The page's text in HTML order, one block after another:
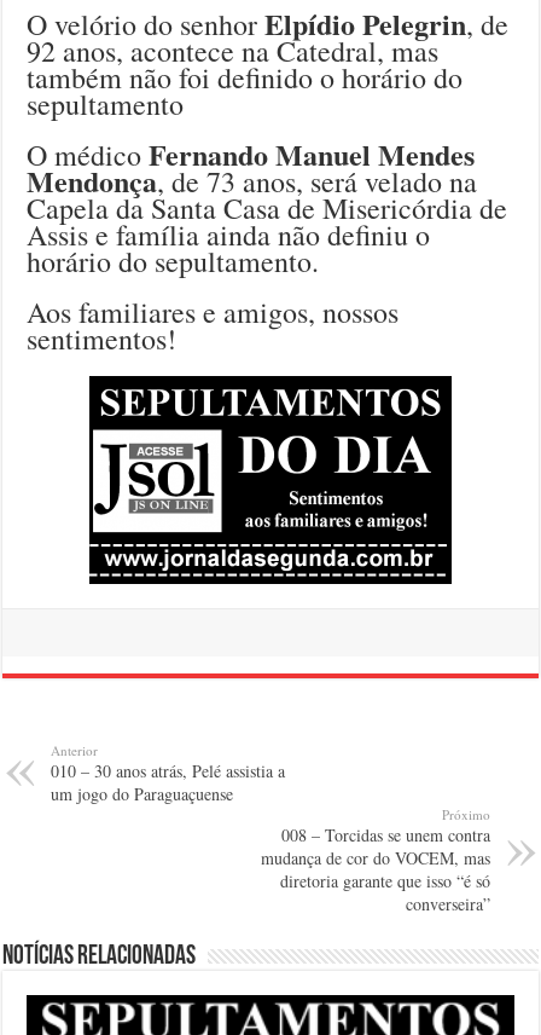
O velório do senhorElpídio Pelegrin, de
92 anos, acontece na Catedral, mas
também não foi definido o horário do
sepultamento
O médicoFernando Manuel Mendes
Mendonça, de 73 anos, será velado na
Capela da Santa Casa de Misericórdia de
Assis e família ainda não definiu o
horário do sepultamento.
Aos familiares e amigos, nossos
sentimentos!
Anterior
010 – 30 anos atrás, Pelé assistia a
um jogo do Paraguaçuense
Próximo
008 – Torcidas se unem contra
mudança de cor do VOCEM, mas
diretoria garante que isso “é só
converseira”
Notícias relacionadas